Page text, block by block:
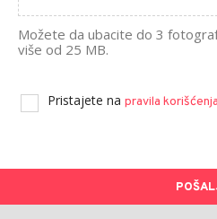
Možete da ubacite do 3
više od 25 MB.
Pristajete na pravila korišćenja